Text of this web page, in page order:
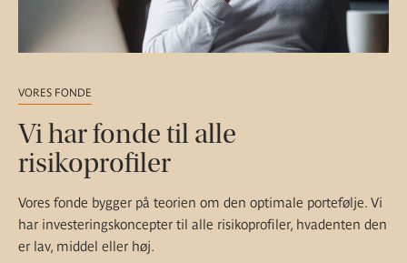
VORES FONDE
Vi har fonde til alle
risikoprofiler
Vores fonde bygger på teorien om den optimale portefølje. Vi
har investeringskoncepter til alle risikoprofiler, hvadenten den
er lav, middel eller høj.